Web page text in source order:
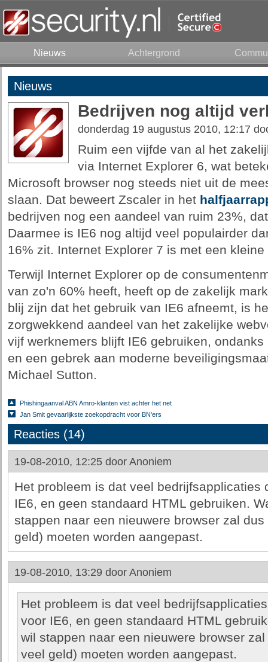
Nieuws Achtergrond
Nieuws
Bedrijven nog altijd
donderdag 19 augustus 2010, 12:17
Ruim een vijfde van al het
via Internet Explorer 6, wat
Microsoft browser nog steeds niet uit de
slaan. Dat beweert Zscaler in het
bedrijven nog een aandeel van ruim 23%,
Daarmee is IE6 nog altijd veel populairder
16% zit. Internet Explorer 7 is met een
Terwijl Internet Explorer op de
van zo'n 60% heeft, heeft op de zakelijk
blij zijn dat het gebruik van IE6 afneemt, is
zorgwekkend aandeel van het zakelijke
vijf werknemers blijft IE6 gebruiken,
en een gebrek aan moderne
Michael Sutton.
Phishingaanval ABN Amro-klanten vist achter het net
Jan Smit gevaarlijkste zoekopdracht voor BN'ers
Reacties (14)
19-08-2010, 12:25 door Anoniem
Het probleem is dat veel bedrijfsapplicaties
IE6, en geen standaard HTML gebruiken.
stappen naar een nieuwere browser zal
geld) moeten worden aangepast.
19-08-2010, 13:29 door Anoniem
Het probleem is dat veel
voor IE6, en geen standaard HTML
wil stappen naar een nieuwere browser
veel geld) moeten worden aangepast.